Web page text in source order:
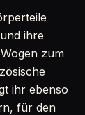
ihre
zum
ihr ebenso
für den